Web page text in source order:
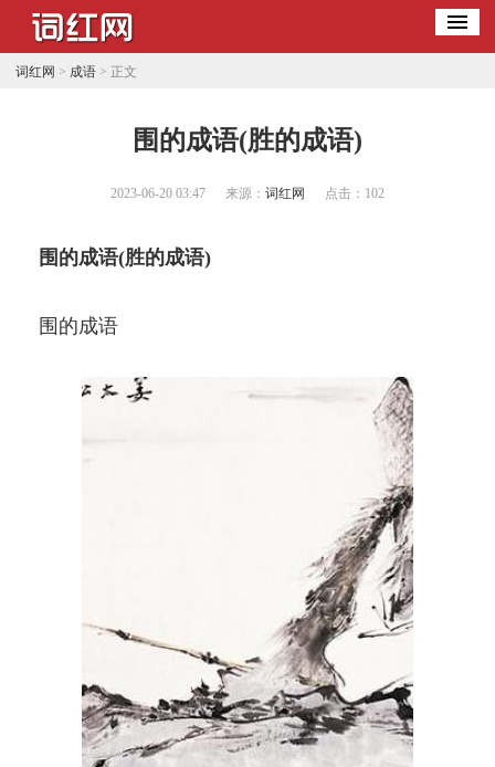
词红网 > 成语> 正文
​围的成语(胜的成语)
2023-06-20 03:47 来源： 词红网 点击： 102
围的成语(胜的成语)
围的成语